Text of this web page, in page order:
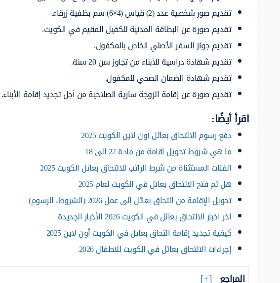
تقديم صور شخصية عدد (2) قياس (4×6) سم بخلفية زرقاء.
تقديم صورة عن البطاقة المدنية للكفيل المقيم في الكويت.
تقديم جواز السفر الأصلي الخاص بالمكفول.
تقديم شهادة دراسية للأبناء من تجاوز سن 20 سنة.
تقديم شهادة الضمان الصحي للمكفول.
تقديم صورة عن إقامة الزوجة سارية الصلاحية من أجل تجديد إقامة الأبناء.
اقرأ أيضًا:
دفع رسوم الالتحاق بعائل أون لاين الكويت 2025
ما هي شروط تحويل اقامة من مادة 22 إلى 18
الفئات المستثناة من شرط الراتب للالتحاق بعائل الكويت 2025
هل تم فتح الالتحاق بعائل في الكويت لعام 2025
تحويل الإقامة من التحاق بعائل إلى عمل 2026 (الشروط، الرسوم)
اخر اخبار الالتحاق بعائل في الكويت 2026 الأخبار الجديدة
كيفية تجديد إقامة التحاق بعائل في الكويت أون لاين 2025
إجراءات الالتحاق بعائل في الكويت للاطفال 2026
المراجع